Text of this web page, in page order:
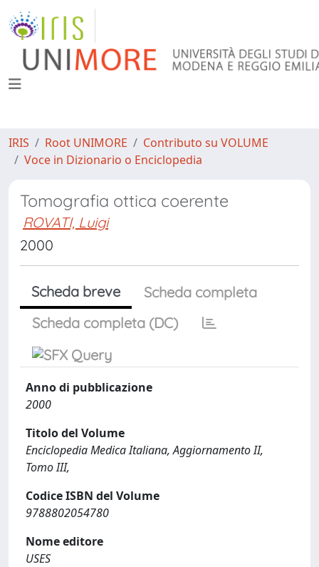
IRIS Root UNIMORE
Contributo su VOLUME
Voce in Dizionario o Enciclopedia
Tomografia ottica coerente
ROVATI, Luigi
2000
Scheda breve
Scheda completa
Scheda completa (DC)
Anno di pubblicazione
2000
Titolo del Volume
Enciclopedia Medica Italiana, Aggiornamento II,
Tomo III,
Codice ISBN del Volume
9788802054780
Nome editore
USES